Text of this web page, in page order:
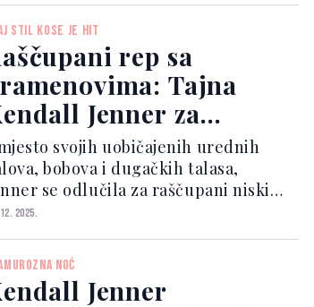
Magazine’s Annual Best
Party, održanoj...
STIL KOSE JE HIT
rep sa
Tajna
Jenner za
večernju
svojih uobičajenih urednih
bobova i dugačkih talasa,
se odlučila za raščupani niski
sa centralnim razdjeljkom i
ležernim, asimetričnim i
2025.
NOĆ
Jenner